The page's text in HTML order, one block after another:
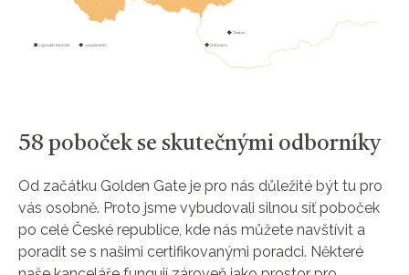
58 poboček se skutečnými odborníky
Od začátku Golden Gate je pro nás důležité být tu pro
vás osobně. Proto jsme vybudovali silnou síť poboček
po celé České republice, kde nás můžete navštívit a
poradit se s našimi certifikovanými poradci. Některé